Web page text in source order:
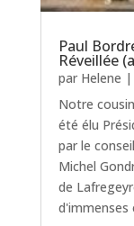
Paul
Réveillée
par Helene |
Notre
été élu
par le
Michel
de
d'immenses